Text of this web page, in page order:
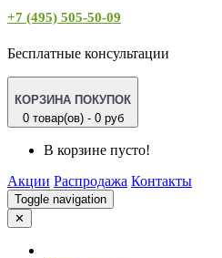
+7 (495) 505-50-09
Бесплатные консультации
КОРЗИНА ПОКУПОК
0 товар(ов) - 0 руб
В корзине пусто!
Акции Распродажа Контакты
Toggle navigation
✕